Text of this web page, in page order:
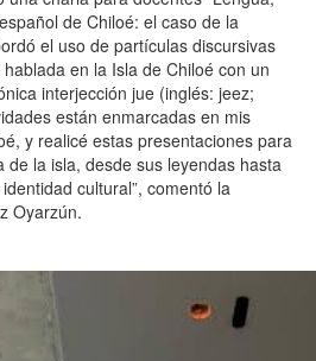
de Chiloé: el caso de la
el uso de partículas discursivas
en la Isla de Chiloé con un
interjección jue (inglés: jeez;
están enmarcadas en mis
y realicé estas presentaciones para
la isla, desde sus leyendas hasta
cultural”, comentó la
Oyarzún.